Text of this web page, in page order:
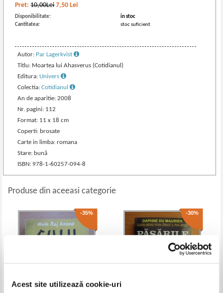
Acest site utilizează cookie-uri
Pret:10,00Lei 7,50 Lei
Disponibilitate:
in stoc
Cantitatea:
stoc suficient
Autor: Par Lagerkvist
Titlu: Moartea lui Ahasverus (Cotidianul)
Editura: Univers
Colectia:Cotidianul
An de aparitie: 2008
Nr. pagini: 112
Format: 11 x 18 cm
Coperti: brosate
Carte in limba: romana
Stare: bună
ISBN: 978-1-60257-094-8
Produse din aceeasi categorie
-35% -30%